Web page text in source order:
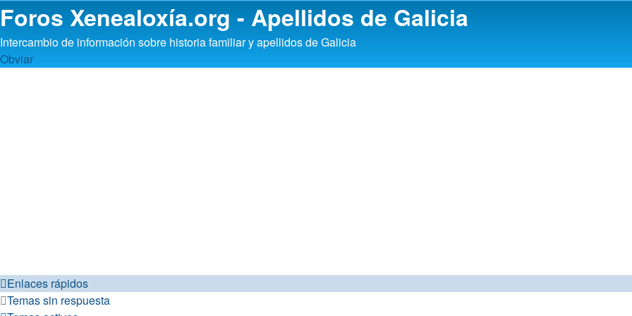
Foros Xenealoxía.org - Apellidos de Galicia
Intercambio de información sobre historia familiar y apellidos de Galicia
Obviar
Enlaces rápidos
Temas sin respuesta